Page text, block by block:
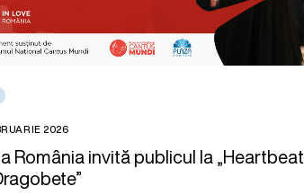
2026
România invită publicul la „Heartbeat